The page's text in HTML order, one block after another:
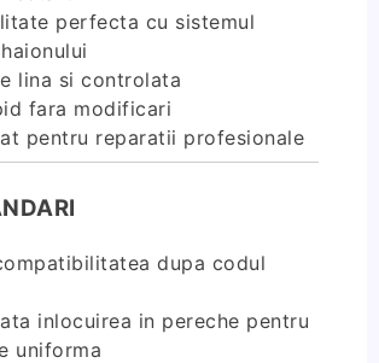
perfecta cu sistemul
lina si controlata
fara modificari
pentru reparatii profesionale
dupa codul
inlocuirea in pereche pentru
uniforma